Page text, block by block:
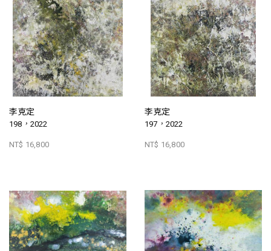
李克定
198，2022
NT$ 16,800
李克定
197，2022
NT$ 16,800